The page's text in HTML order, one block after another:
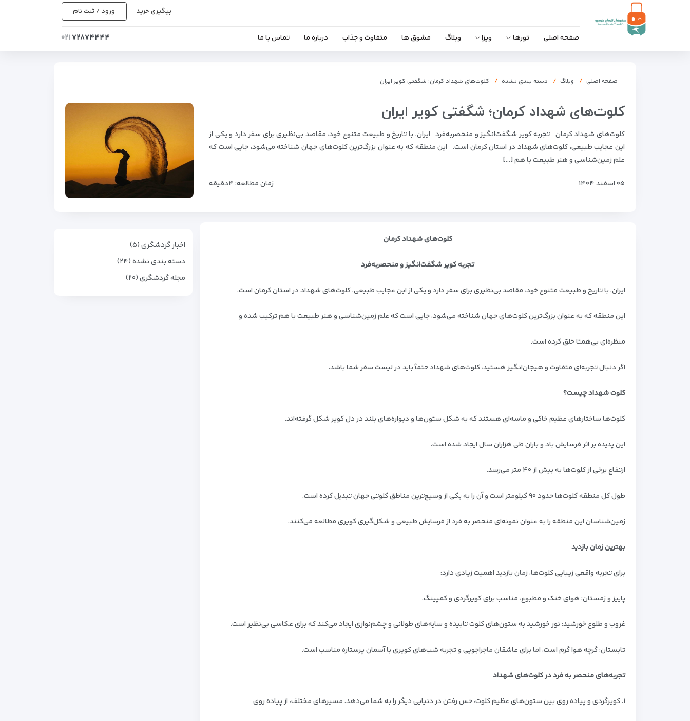
پیگیری خرید ورود / ثبت نام
صفحه اصلی تورها ویزا وبلاگ مشوق ها متفاوت و جذاب درباره ما تماس با ما ۷۲۸۷۴۴۴۴۰۲۱
صفحه اصلی وبلاگ دسته بندی نشده کلوت‌های شهداد کرمان؛ شگفتی کویر ایران
کلوت‌های شهداد کرمان؛ شگفتی کویر ایران
کلوت‌های شهداد کرمان تجربه کویر شگفت‌انگیز و منحصربه‌فرد ایران، با تاریخ و طبیعت متنوع خود، مقاصد بی‌نظیری برای سفر دارد و یکی از
این عجایب طبیعی، کلوت‌های شهداد در استان کرمان است. این منطقه که به عنوان بزرگ‌ترین کلوت‌های جهان شناخته می‌شود، جایی است که
علم زمین‌شناسی و هنر طبیعت با هم […]
۰۵ اسفند ۱۴۰۴ زمان مطالعه: ۴دقیقه
کلوت‌های شهداد کرمان
تجربه کویر شگفت‌انگیز و منحصربه‌فرد
ایران، با تاریخ و طبیعت متنوع خود، مقاصد بی‌نظیری برای سفر دارد و یکی از این عجایب طبیعی، کلوت‌های شهداد در استان کرمان است.
این منطقه که به عنوان بزرگ‌ترین کلوت‌های جهان شناخته می‌شود، جایی است که علم زمین‌شناسی و هنر طبیعت با هم ترکیب شده و
منظره‌ای بی‌همتا خلق کرده است.
اگر دنبال تجربه‌ای متفاوت و هیجان‌انگیز هستید، کلوت‌های شهداد حتماً باید در لیست سفر شما باشد.
کلوت شهداد چیست؟
کلوت‌ها ساختارهای عظیم خاکی و ماسه‌ای هستند که به شکل ستون‌ها و دیواره‌های بلند در دل کویر شکل گرفته‌اند.
این پدیده بر اثر فرسایش باد و باران طی هزاران سال ایجاد شده است.
ارتفاع برخی از کلوت‌ها به بیش از ۴۰ متر می‌رسد.
طول کل منطقه کلوت‌ها حدود ۹۰ کیلومتر است و آن را به یکی از وسیع‌ترین مناطق کلوتی جهان تبدیل کرده است.
زمین‌شناسان این منطقه را به عنوان نمونه‌ای منحصر به فرد از فرسایش طبیعی و شکل‌گیری کویری مطالعه می‌کنند.
بهترین زمان بازدید
برای تجربه واقعی زیبایی کلوت‌ها، زمان بازدید اهمیت زیادی دارد:
پاییز و زمستان: هوای خنک و مطبوع، مناسب برای کویرگردی و کمپینگ.
غروب و طلوع خورشید: نور خورشید به ستون‌های کلوت تابیده و سایه‌های طولانی و چشم‌نوازی ایجاد می‌کند که برای عکاسی بی‌نظیر است.
تابستان: گرچه هوا گرم است، اما برای عاشقان ماجراجویی و تجربه شب‌های کویری با آسمان پرستاره مناسب است.
تجربه‌های منحصر به فرد در کلوت‌های شهداد
۱. کویرگردی و پیاده‌ روی بین ستون‌های عظیم کلوت، حس رفتن در دنیایی دیگر را به شما می‌دهد. مسیرهای مختلف، از پیاده‌ روی
اخبار گردشگری (۵)
دسته بندی نشده (۲۴)
مجله گردشگری (۲۰)